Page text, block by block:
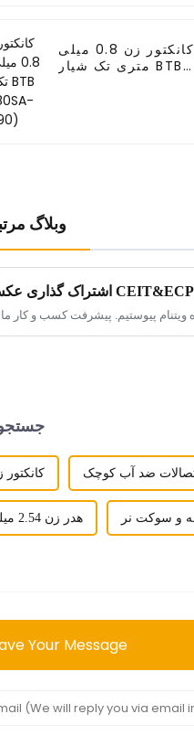
کانکتور زن 0.8 میلی
متری تک شیار BTB
وبلاگ
ضد آب کوچک
هدر زن 2.54 میلی متری و سوکت نر
Your Message